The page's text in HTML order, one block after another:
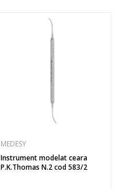
MEDESY
Instrument modelat ceara
P.K.Thomas N.2 cod 583/2